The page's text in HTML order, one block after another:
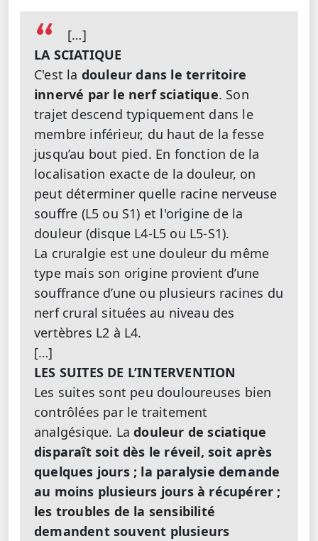
[…]
LA SCIATIQUE
C'est la douleur dans le territoire
innervé par le nerf sciatique. Son
trajet descend typiquement dans le
membre inférieur, du haut de la fesse
jusqu’au bout pied. En fonction de la
localisation exacte de la douleur, on
peut déterminer quelle racine nerveuse
souffre (L5 ou S1) et l'origine de la
douleur (disque L4-L5 ou L5-S1).
La cruralgie est une douleur du même
type mais son origine provient d’une
souffrance d’une ou plusieurs racines du
nerf crural situées au niveau des
vertèbres L2 à L4.
[…]
LES SUITES DE L’INTERVENTION
Les suites sont peu douloureuses bien
contrôlées par le traitement
analgésique. Ladouleur de sciatique
disparaît soit dès le réveil, soit après
quelques jours ; la paralysie demande
au moins plusieurs jours à récupérer ;
les troubles de la sensibilité
demandent souvent plusieurs